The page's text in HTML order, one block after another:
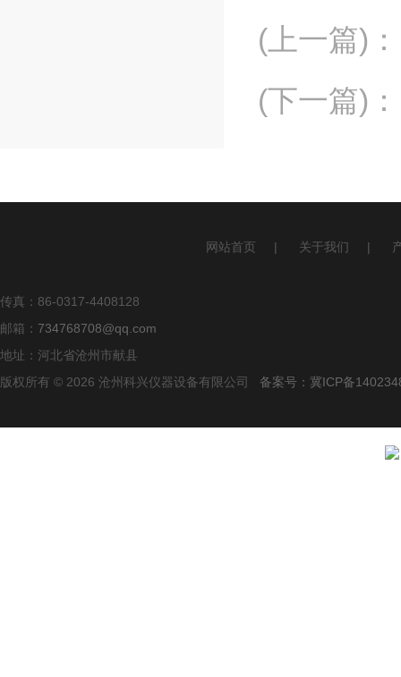
(上一篇) ：
(下一篇) ：
网站首页 | 关于我们 |
传真：86-0317-4408128
邮箱： 734768708@qq.com
地址：河北省沧州市献县
版权所有 © 2026 沧州科兴仪器设备有限公司 备案号：冀ICP备